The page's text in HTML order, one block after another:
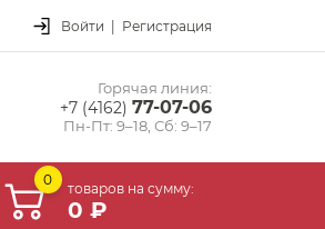
Войти | Регистрация
Горячая линия:
+7 (4162) 77-07-06
Пн-Пт: 9–18, Сб: 9–17
0
товаров на сумму:
0 ₽